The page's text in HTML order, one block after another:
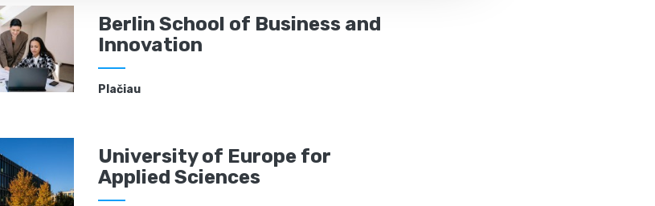
Berlin School of Business and
Innovation
Plačiau
University of Europe for
Applied Sciences